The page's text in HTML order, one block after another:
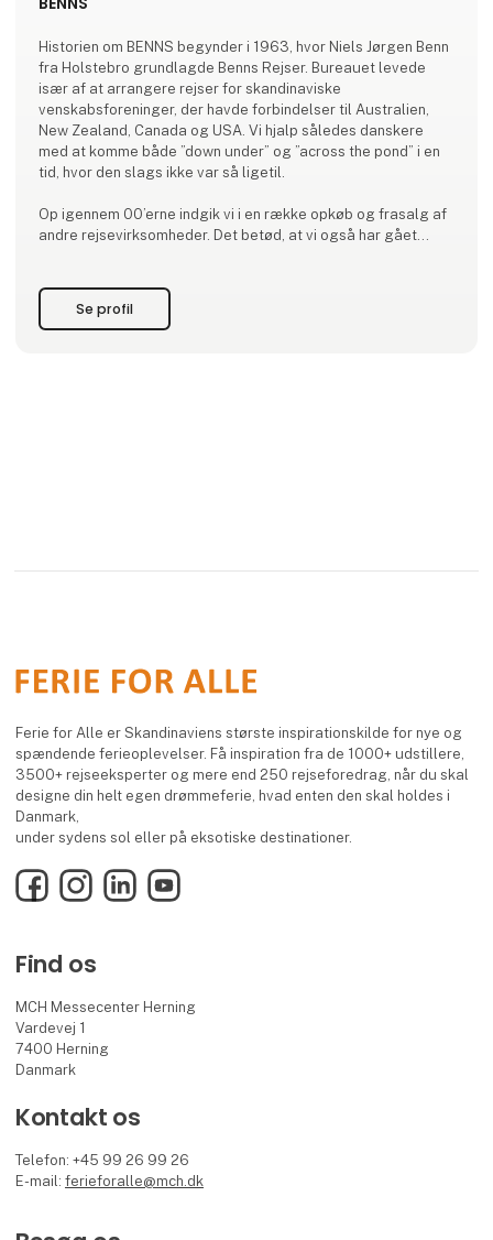
Historien om BENNS begynder i 1963, hvor Niels Jørgen Benn
fra Holstebro grundlagde Benns Rejser. Bureauet levede
især af at arrangere rejser for skandinaviske
venskabsforeninger, der havde forbindelser til Australien,
New Zealand, Canada og USA. Vi hjalp således danskere
med at komme både ”down under” og ”across the pond” i en
tid, hvor den slags ikke var så ligetil.
Op igennem 00’erne indgik vi i en række opkøb og frasalg af
andre rejsevirksomheder. Det betød, at vi også har gået
Siden 2009 har BENNS desude
Se profil
Ferie for Alle er Skandinaviens største inspirationskilde for nye og
spændende ferieoplevelser. Få inspiration fra de 1000+ udstillere,
3500+ rejseeksperter og mere end 250 rejseforedrag, når du skal
designe din helt egen drømmeferie, hvad enten den skal holdes i
Danmark,
under sydens sol eller på eksotiske destinationer.
FacebookInstagramLinkedInYouTube
Find os
MCH Messecenter Herning
Vardevej 1
7400 Herning
Danmark
Kontakt os
Telefon: +45 99 26 99 26
E-mail:ferieforalle@mch.dk